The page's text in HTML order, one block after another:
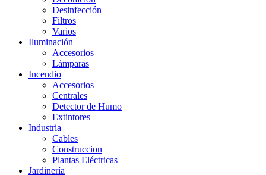
Desinfección
Filtros
Varios
Iluminación
Accesorios
Lámparas
Incendio
Accesorios
Centrales
Detector de Humo
Extintores
Industria
Cables
Construccion
Plantas Eléctricas
Jardinería